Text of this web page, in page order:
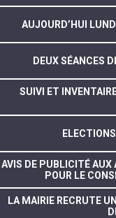
AUJOURD’HUI
DEUX SÉANCES
SUIVI ET
AVIS DE PUBLICITÉ
POUR LE
LA MAIRIE RECRUTE